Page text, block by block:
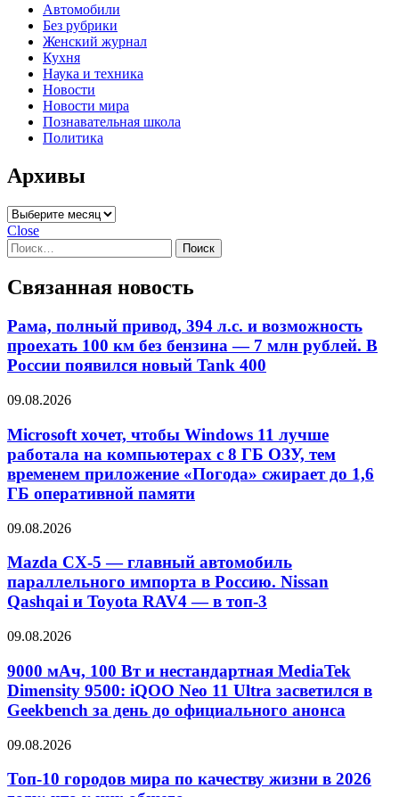
Автомобили
Без рубрики
Женский журнал
Кухня
Наука и техника
Новости
Новости мира
Познавательная школа
Политика
Архивы
Архивы
Close
Найти:
Связанная новость
Рама, полный привод, 394 л.с. и возможность
проехать 100 км без бензина — 7 млн рублей. В
России появился новый Tank 400
09.08.2026
Microsoft хочет, чтобы Windows 11 лучше
работала на компьютерах с 8 ГБ ОЗУ, тем
временем приложение «Погода» сжирает до 1,6
ГБ оперативной памяти
09.08.2026
Mazda CX-5 — главный автомобиль
параллельного импорта в Россию. Nissan
Qashqai и Toyota RAV4 — в топ-3
09.08.2026
9000 мАч, 100 Вт и нестандартная MediaTek
Dimensity 9500: iQOO Neo 11 Ultra засветился в
Geekbench за день до официального анонса
09.08.2026
Топ-10 городов мира по качеству жизни в 2026